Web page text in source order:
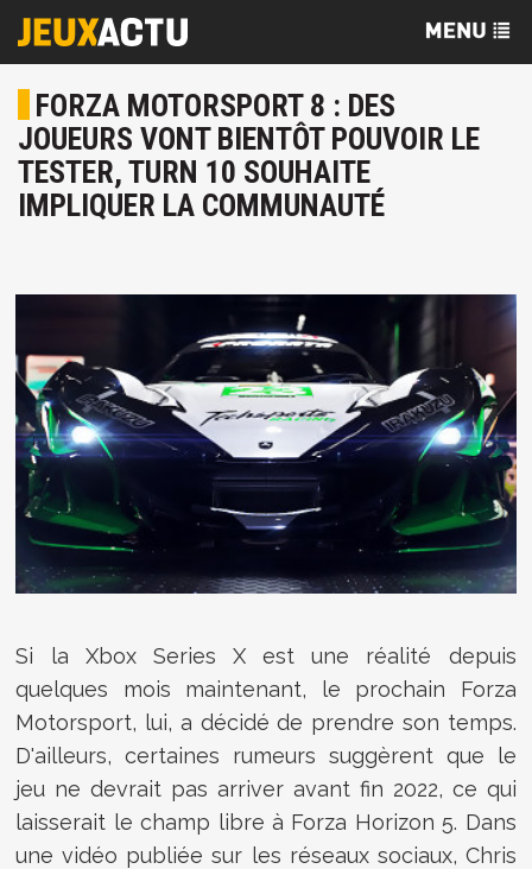
FORZA MOTORSPORT 8 : DES
JOUEURS VONT BIENTÔT POUVOIR LE
TESTER, TURN 10 SOUHAITE
IMPLIQUER LA COMMUNAUTÉ
Si la Xbox Series X est une réalité depuis
quelques mois maintenant, le prochain Forza
Motorsport, lui, a décidé de prendre son temps.
D'ailleurs, certaines rumeurs suggèrent que le
jeu ne devrait pas arriver avant fin 2022, ce qui
laisserait le champ libre à Forza Horizon 5. Dans
une vidéo publiée sur les réseaux sociaux, Chris